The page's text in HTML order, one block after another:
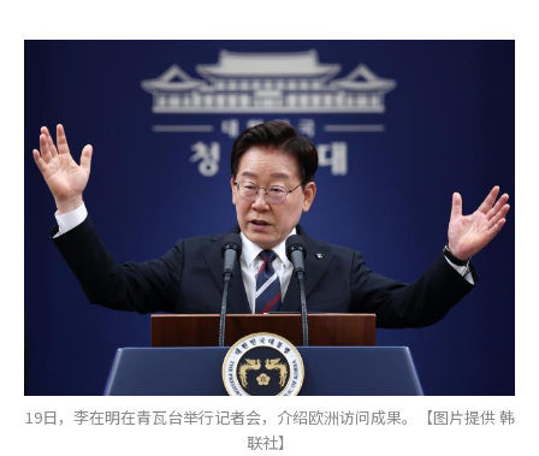
19日，李在明在青瓦台举行记者会，介绍欧洲访问成果。【图片提供 韩
联社】